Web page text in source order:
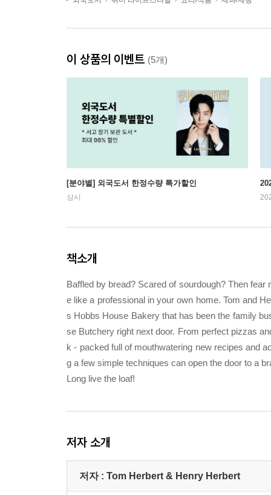
이 상품의 이벤트 (5개)
[분야별] 외국도서 한정수량 특가할인
상시
책소개
Baffled by bread? Scared of sourdough? Then
e like a professional in your own home. Tom and
s Hobbs House Bakery that has been the family
se Butchery right next door. From perfect pizzas
k - packed full of mouthwatering new recipes and
g a few simple techniques can open the door to a
Long live the loaf!
저자 소개
저자 : Tom Herbert & Henry Herbert